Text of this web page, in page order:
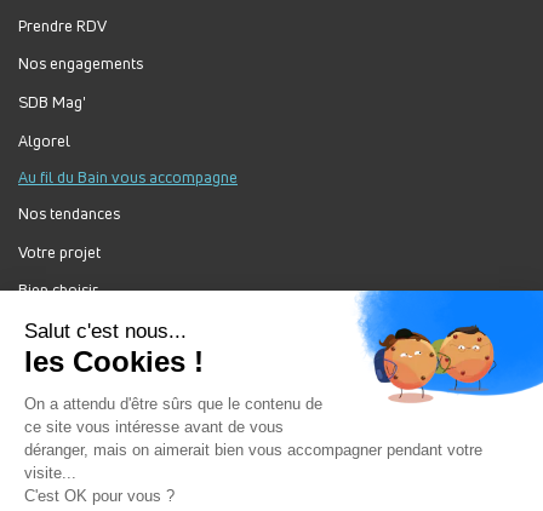
Prendre RDV
Nos engagements
SDB Mag'
Algorel
Au fil du Bain vous accompagne
Nos tendances
Votre projet
Bien choisir
Forum Au Fil du Bain
Nos produits